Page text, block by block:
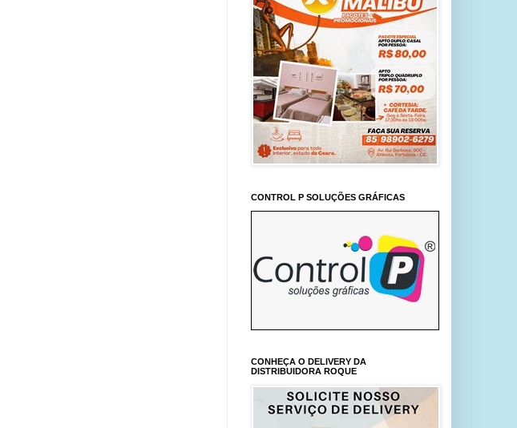
CONTROL P SOLUÇÕES GRÁFICAS
CONHEÇA O DELIVERY DA
DISTRIBUIDORA ROQUE